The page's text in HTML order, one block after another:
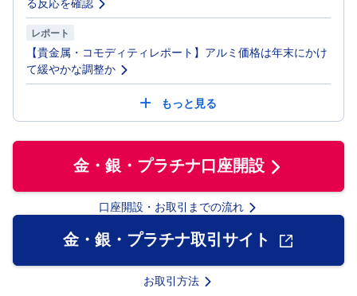
ま
か
せ
投
資
PICK
UP
S
オ
シ
物
ョ
レポート
【貴金属・コモディティレポート】アルミ価格は年末にかけ
て緩やかな調整か
もっと見る
金・銀・プラチナ口座開設
口座開設・お取引までの流れ
金・銀・プラチナ取引サイト
お取引方法